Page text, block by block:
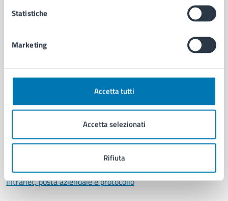
Statistiche
Marketing
Accetta tutti
Accetta selezionati
Rifiuta
Municipalità
Politici
Documenti e dati
Intranet, posta aziendale e protocollo